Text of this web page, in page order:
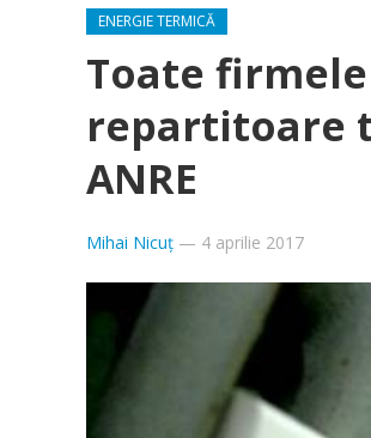
ENERGIE TERMICĂ
Toate
repartitoare
ANRE
Mihai Nicuț — 4 aprilie 2017